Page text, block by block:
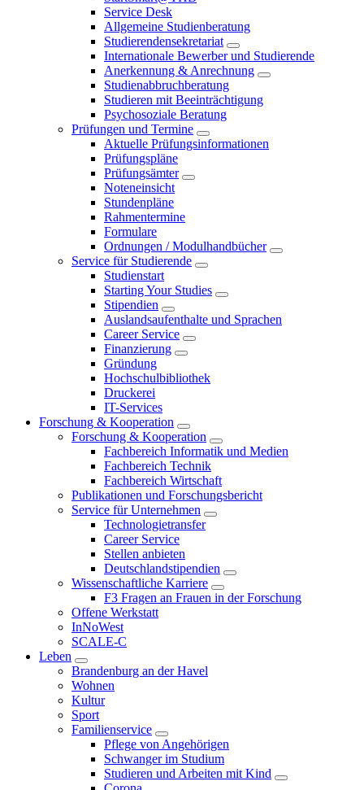
Service Desk
Allgemeine Studienberatung
Studierendensekretariat
Internationale Bewerber und Studierende
Anerkennung & Anrechnung
Studienabbruchberatung
Studieren mit Beeinträchtigung
Psychosoziale Beratung
Prüfungen und Termine
Aktuelle Prüfungsinformationen
Prüfungspläne
Prüfungsämter
Noteneinsicht
Stundenpläne
Rahmentermine
Formulare
Ordnungen / Modulhandbücher
Service für Studierende
Studienstart
Starting Your Studies
Stipendien
Auslandsaufenthalte und Sprachen
Career Service
Finanzierung
Gründung
Hochschulbibliothek
Druckerei
IT-Services
Forschung & Kooperation
Forschung & Kooperation
Fachbereich Informatik und Medien
Fachbereich Technik
Fachbereich Wirtschaft
Publikationen und Forschungsbericht
Service für Unternehmen
Technologietransfer
Career Service
Stellen anbieten
Deutschlandstipendien
Wissenschaftliche Karriere
F3 Fragen an Frauen in der Forschung
Offene Werkstatt
InNoWest
SCALE-C
Leben
Brandenburg an der Havel
Wohnen
Kultur
Sport
Familienservice
Pflege von Angehörigen
Schwanger im Studium
Studieren und Arbeiten mit Kind